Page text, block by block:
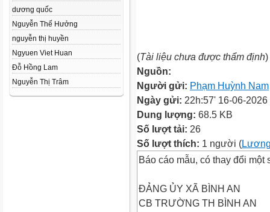
dương quốc
Nguyễn Thế Hưởng
nguyễn thị huyền
Ngyuen Viet Huan
Đỗ Hồng Lam
Nguyễn Thị Trâm
(Tài liệu chưa được thẩm định)
Nguồn:
Người gửi: Phạm Huỳnh Nam
Ngày gửi: 22h:57' 16-06-2026
Dung lượng: 68.5 KB
Số lượt tải: 26
Số lượt thích: 1 người (
Báo cáo mẫu, có thay đổi một
ĐẢNG ỦY XÃ BÌNH AN
CB TRƯỜNG TH BÌNH AN